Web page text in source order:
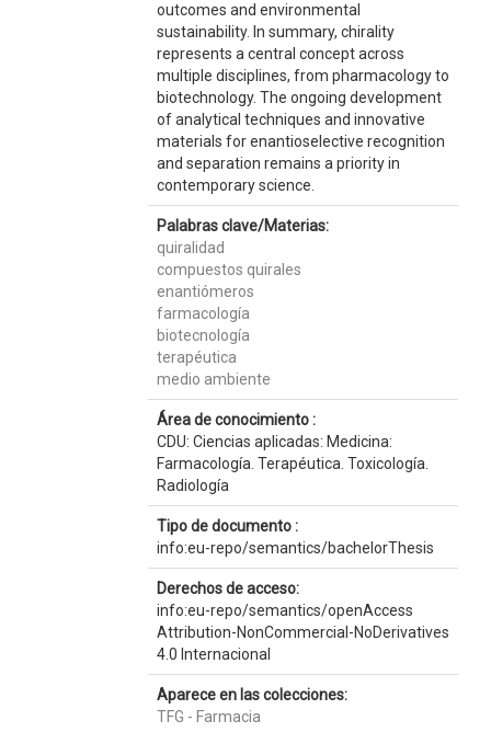
outcomes and environmental
sustainability. In summary, chirality
represents a central concept across
multiple disciplines, from pharmacology to
biotechnology. The ongoing development
of analytical techniques and innovative
materials for enantioselective recognition
and separation remains a priority in
contemporary science.
Palabras clave/Materias:
quiralidad
compuestos quirales
enantiómeros
farmacología
biotecnología
terapéutica
medio ambiente
Área de conocimiento :
CDU: Ciencias aplicadas: Medicina:
Farmacología. Terapéutica. Toxicología.
Radiología
Tipo de documento :
info:eu-repo/semantics/bachelorThesis
Derechos de acceso:
info:eu-repo/semantics/openAccess
Attribution-NonCommercial-NoDerivatives
4.0 Internacional
Aparece en las colecciones:
TFG - Farmacia